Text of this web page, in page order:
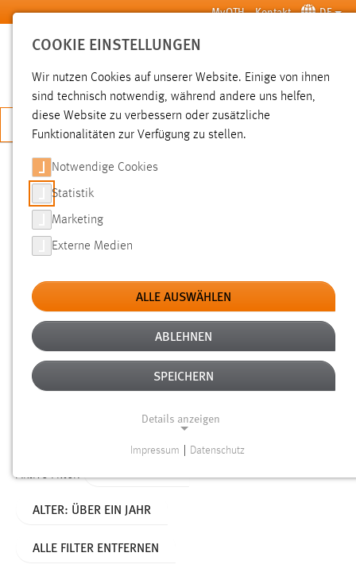
Zum Hauptinhalt springen MyOTH Kontakt DE
SUCHE
JETZT BEWERBEN
SUCHE
FILTER
Typ
Erstellungsdatum
Alter
Aktive Filter:
ALTER: ÜBER EIN JAHR
ALLE FILTER ENTFERNEN
COOKIE EINSTELLUNGEN
Wir nutzen Cookies auf unserer Website. Einige von ihnen
sind technisch notwendig, während andere uns helfen,
diese Website zu verbessern oder zusätzliche
Funktionalitäten zur Verfügung zu stellen.
Notwendige Cookies
Statistik
Marketing
Externe Medien
ALLE AUSWÄHLEN
ABLEHNEN
SPEICHERN
Details anzeigen
Funktionen und sind für die einwandfreie Funktion der
Impressum Datenschutz